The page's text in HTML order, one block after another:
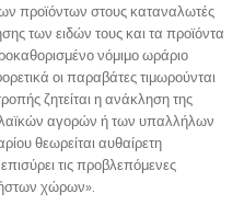
προϊόντων στους καταναλωτές
των ειδών τους και τα προϊόντα
νόμιμο ωράριο
οι παραβάτες τιμωρούνται
ζητείται η ανάκληση της
αγορών ή των υπαλλήλων
θεωρείται αυθαίρετη
τις προβλεπόμενες
χώρων».